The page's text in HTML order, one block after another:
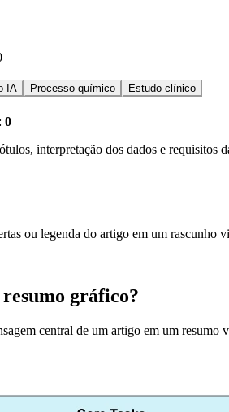
IA Processo químico
Estudo clínico
0
interpretação dos dados e requisitos
ou legenda do artigo em um rascunho
gráfico?
central de um artigo em um